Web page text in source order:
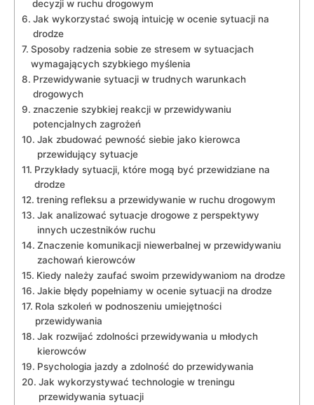
decyzji w‍ ruchu ‌drogowym
Jak wykorzystać swoją⁢ intuicję‍ w ⁣ocenie sytuacji na
drodze
Sposoby radzenia sobie ⁣ze‌ stresem w⁤ sytuacjach
wymagających szybkiego myślenia
Przewidywanie sytuacji w​ trudnych warunkach
drogowych
znaczenie szybkiej reakcji w‍ przewidywaniu
potencjalnych zagrożeń
Jak zbudować‍ pewność siebie ⁣jako kierowca‌
przewidujący⁤ sytuacje
Przykłady ⁤sytuacji,⁤ które ​mogą być przewidziane na
drodze
trening refleksu⁤ a przewidywanie w ruchu⁣ drogowym
Jak analizować sytuacje drogowe z perspektywy
innych⁤ uczestników ruchu
Znaczenie ​komunikacji niewerbalnej w ‌przewidywaniu
zachowań⁣ kierowców
Kiedy ‍należy zaufać swoim⁣ przewidywaniom ⁢na drodze
Jakie błędy ⁤popełniamy w ocenie ⁢sytuacji na drodze
Rola szkoleń w podnoszeniu umiejętności
‍przewidywania
Jak rozwijać zdolności przewidywania u młodych
kierowców
Psychologia jazdy⁣ a zdolność do przewidywania
Jak wykorzystywać technologie w treningu
przewidywania sytuacji